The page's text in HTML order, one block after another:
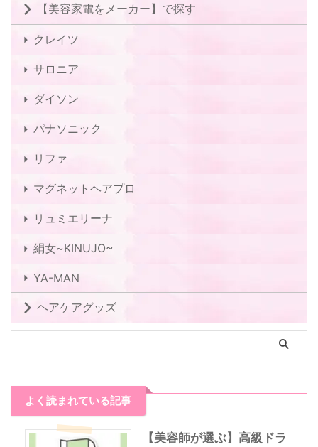
【美容家電をメーカー】で探す
クレイツ
サロニア
ダイソン
パナソニック
リファ
マグネットヘアプロ
リュミエリーナ
絹女~KINUJO~
YA-MAN
ヘアケアグッズ
よく読まれている記事
【美容師が選ぶ】高級ドラ